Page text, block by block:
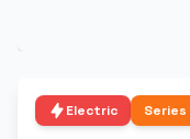
Electric Series